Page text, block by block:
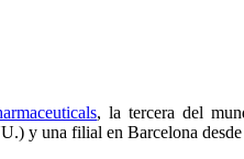
, la tercera del
y una filial en Barcelona